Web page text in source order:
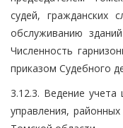
судей, гражданских
обслуживанию
Численность
приказом Судебного
3.12.3. Ведение
управления,